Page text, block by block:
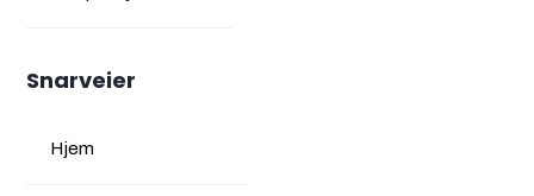
Snarveier
Hjem